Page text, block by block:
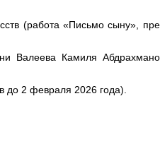
(работа «Письмо сыну»,
Валеева Камиля
до 2 февраля 2026 года).